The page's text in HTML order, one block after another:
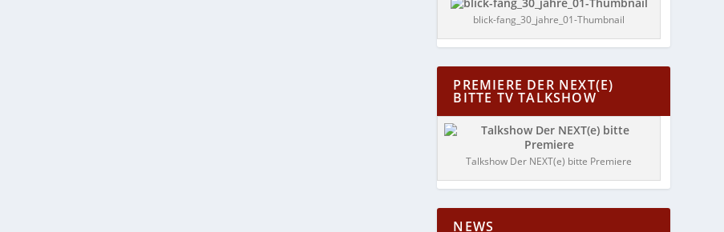
blick-fang_30_jahre_01-Thumbnail
PREMIERE DER NEXT(E)
BITTE TV TALKSHOW
Talkshow Der NEXT(e) bitte Premiere
NEWS